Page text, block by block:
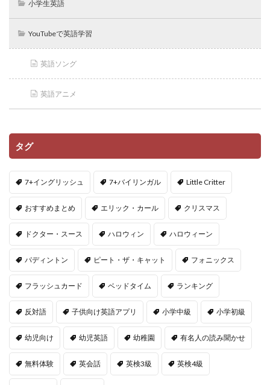
小学生英語
YouTubeで英語学習
英語ソング
英語アニメ
タグ
7+イングリッシュ 7+バイリンガル Little Critter
おすすめまとめ エリック・カール クリスマス
ドクター・スース ハロウィン ハロウィーン
パディントン ピート・ザ・キャット フォニックス
フラッシュカード ベッドタイム ランキング
反対語 子供向け英語アプリ 小学中級 小学初級
幼児向け 幼児英語 幼稚園 有名人の読み聞かせ
無料体験 英会話 英検3級 英検4級